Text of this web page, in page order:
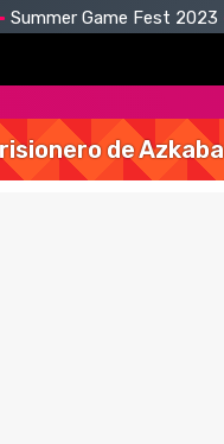
Summer Game Fest 2023
de